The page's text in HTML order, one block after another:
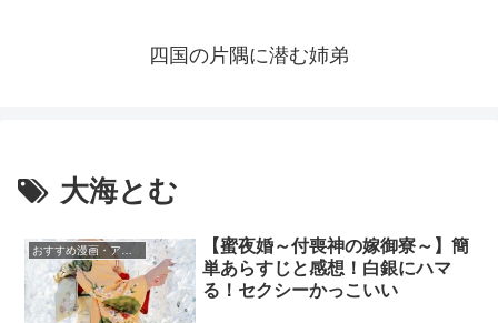
四国の片隅に潜む姉弟
大海とむ
【蜜夜婚～付喪神の嫁御寮～】簡
単あらすじと感想！白銀にハマ
る！セクシーかっこいい